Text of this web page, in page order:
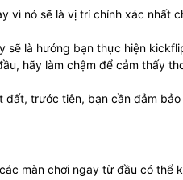
vì nó sẽ là vị trí chính xác nhất
sẽ là hướng bạn thực hiện
hãy làm chậm để cảm thấy
trước tiên, bạn cần đảm
màn chơi ngay từ đầu có thể